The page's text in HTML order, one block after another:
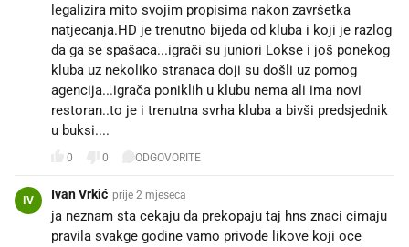
legalizira mito svojim propisima nakon završetka
natjecanja.HD je trenutno bijeda od kluba i koji je razlog
da ga se spašaca...igrači su juniori Lokse i još ponekog
kluba uz nekoliko stranaca doji su došli uz pomog
agencija...igrača poniklih u klubu nema ali ima novi
restoran..to je i trenutna svrha kluba a bivši predsjednik
u buksi....
0 0 ODGOVORITE
IV Ivan Vrkić prije 2 mjeseca
ja neznam sta cekaju da prekopaju taj hns znaci cimaju
pravila svakge godine vamo privode likove koji oce